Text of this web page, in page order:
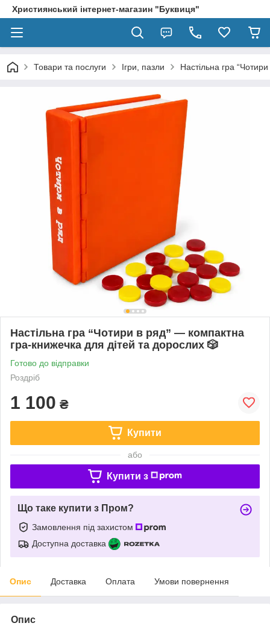
Християнський інтернет-магазин "Буквиця"
Товари та послуги Ігри, пазли Настільна гра
Настільна гра “Чотири в ряд” — компактна
гра-книжечка для дітей та дорослих 🎲
Готово до відправки
Роздріб
1 100 ₴
Купити
або
Купити з
Що таке купити з Пром?
Замовлення під захистом
Доступна доставка
Опис Доставка Оплата Умови повернення
Опис